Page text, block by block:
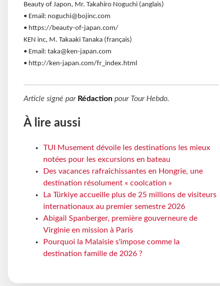
Beauty of Japon, Mr. Takahiro Noguchi (anglais)
• Email: noguchi@bojinc.com
• https://beauty-of-japan.com/
KEN inc, M. Takaaki Tanaka (français)
• Email: taka@ken-japan.com
• http://ken-japan.com/fr_index.html
Article signé par Rédaction pour Tour Hebdo.
À lire aussi
TUI Musement dévoile les destinations les mieux
notées pour les excursions en bateau
Des vacances rafraîchissantes en Hongrie, une
destination résolument « coolcation »
La Türkiye accueille plus de 25 millions de visiteurs
internationaux au premier semestre 2026
Abigail Spanberger, première gouverneure de
Virginie en mission à Paris
Pourquoi la Malaisie s'impose comme la
destination famille de 2026 ?